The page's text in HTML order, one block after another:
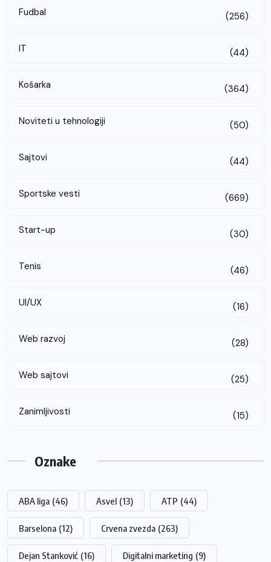
Fudbal (256)
IT (44)
Košarka (364)
Noviteti u tehnologiji (50)
Sajtovi (44)
Sportske vesti (669)
Start-up (30)
Tenis (46)
UI/UX (16)
Web razvoj (28)
Web sajtovi (25)
Zanimljivosti (15)
Oznake
ABA liga (46) Asvel (13) ATP (44)
Barselona (12) Crvena zvezda (263)
Dejan Stanković (16) Digitalni marketing (9)